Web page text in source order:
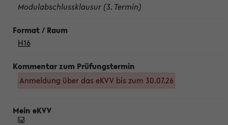
Modulabschlussklausur (3. Termin)
H16
Anmeldung über das eKVV bis zum 30.07.26